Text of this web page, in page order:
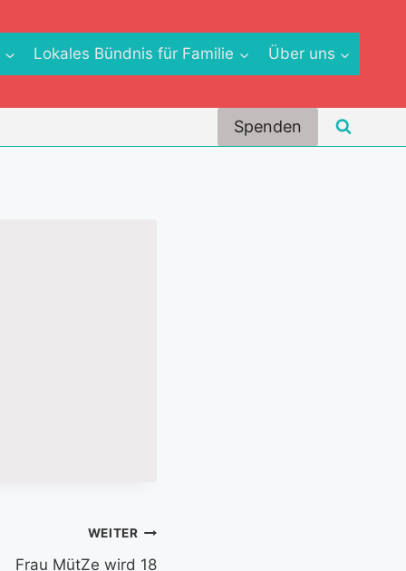
Lokales Bündnis für Familie Über uns
Spenden
WEITER
Frau MütZe wird 18